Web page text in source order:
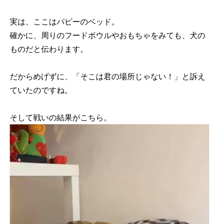
実は、ここはパピーのベッド。
確かに、周りのフードボウルやおもちゃをみても、犬の
ものだと伝わります。
だからめげずに、「そこは君の場所じゃない！」と訴え
ていたのですね。
そして戦いの結果がこちら。